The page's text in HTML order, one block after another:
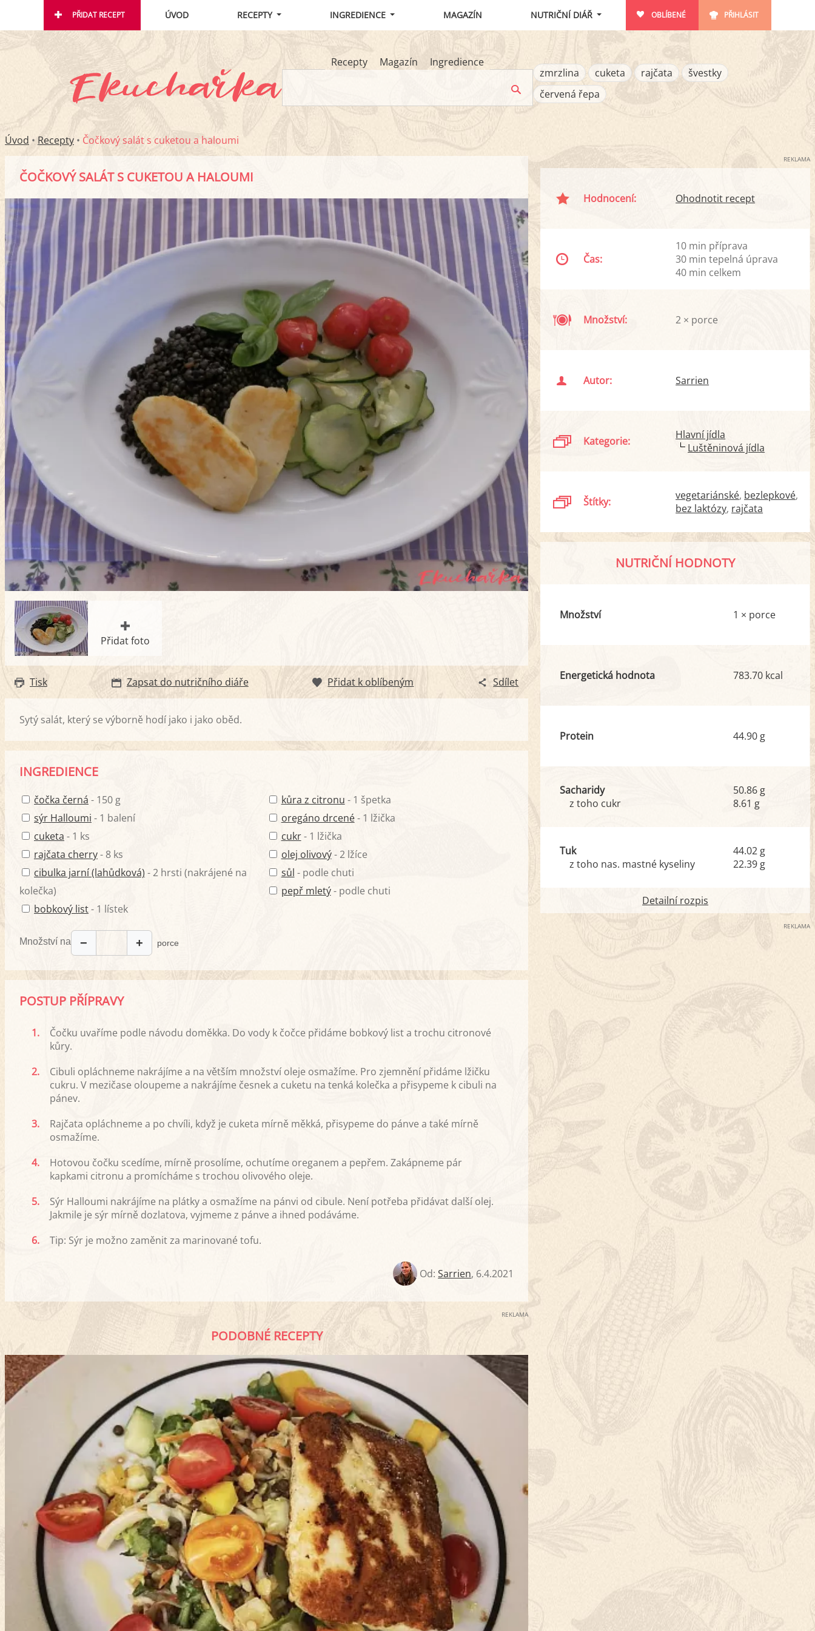
PŘIDAT RECEPT ÚVOD RECEPTY INGREDIENCE MAGAZÍN NUTRIČNÍ DIÁŘ OBLÍBENÉ PŘIHLÁSIT
Recepty Magazín
Ingredience
zmrzlina
cuketa rajčata
švestky
červená řepa
Úvod • Recepty • Čočkový salát s cuketou a haloumi
ČOČKOVÝ SALÁT S CUKETOU A HALOUMI
Přidat foto
Tisk Zapsat do nutričního diáře Přidat k oblíbeným Sdílet
Sytý salát, který se výborně hodí jako i jako oběd.
INGREDIENCE
čočka černá - 150 g
sýr Halloumi - 1 balení
cuketa - 1 ks
rajčata cherry- 8 ks
cibulka jarní (lahůdková) - 2 hrsti (nakrájené na
kolečka)
bobkový list- 1 lístek
kůra z citronu - 1 špetka
oregáno drcené- 1 lžička
cukr- 1 lžička
olej olivový- 2 lžíce
sůl - podle chuti
pepř mletý- podle chuti
Množství na − + porce
POSTUP PŘÍPRAVY
1.
Čočku uvaříme podle návodu doměkka. Do vody k čočce přidáme bobkový list a trochu citronové
kůry.
2.
Cibuli opláchneme nakrájíme a na větším množství oleje osmažíme. Pro zjemnění přidáme lžičku
cukru. V mezičase oloupeme a nakrájíme česnek a cuketu na tenká kolečka a přisypeme k cibuli na
pánev.
3.
Rajčata opláchneme a po chvíli, když je cuketa mírně měkká, přisypeme do pánve a také mírně
osmažíme.
4.
Hotovou čočku scedíme, mírně prosolíme, ochutíme oreganem a pepřem. Zakápneme pár
kapkami citronu a promícháme s trochou olivového oleje.
5.
Sýr Halloumi nakrájíme na plátky a osmažíme na pánvi od cibule. Není potřeba přidávat další olej.
Jakmile je sýr mírně dozlatova, vyjmeme z pánve a ihned podáváme.
6.
Tip: Sýr je možno zaměnit za marinované tofu.
Od:Sarrien, 6.4.2021
REKLAMA
PODOBNÉ RECEPTY
REKLAMA
Hodnocení: Ohodnotit recept
Čas:
10 min příprava
30 min tepelná úprava
40 min celkem
Množství: 2 × porce
Autor: Sarrien
Kategorie:
Hlavní jídla
Luštěninová jídla
Štítky: vegetariánské bezlepkové
bez laktózy rajčata
NUTRIČNÍ HODNOTY
Množství 1 × porce
Energetická hodnota 783.70 kcal
Protein 44.90 g
Sacharidy
z toho cukr
50.86 g
8.61 g
Tuk
z toho nas. mastné kyseliny
44.02 g
22.39 g
Detailní rozpis
REKLAMA